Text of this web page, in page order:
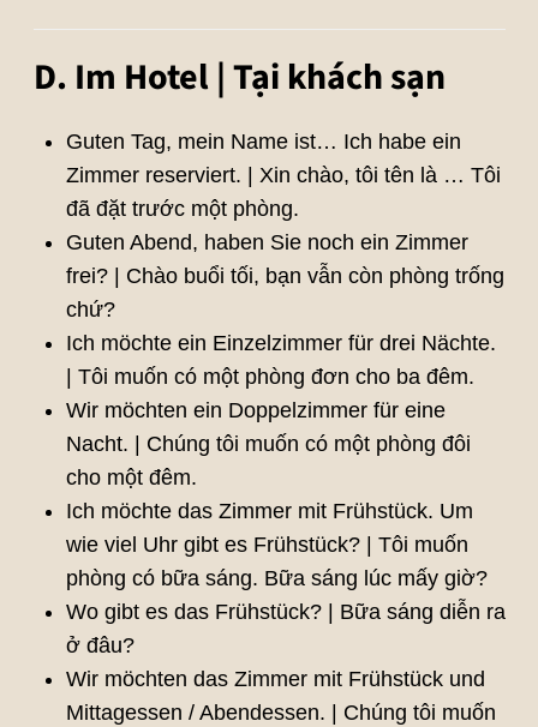
D. Im Hotel | Tại khách sạn
Guten Tag, mein Name ist… Ich habe ein
Zimmer reserviert. | Xin chào, tôi tên là … Tôi
đã đặt trước một phòng.
Guten Abend, haben Sie noch ein Zimmer
frei? | Chào buổi tối, bạn vẫn còn phòng trống
chứ?
Ich möchte ein Einzelzimmer für drei Nächte.
| Tôi muốn có một phòng đơn cho ba đêm.
Wir möchten ein Doppelzimmer für eine
Nacht. | Chúng tôi muốn có một phòng đôi
cho một đêm.
Ich möchte das Zimmer mit Frühstück. Um
wie viel Uhr gibt es Frühstück? | Tôi muốn
phòng có bữa sáng. Bữa sáng lúc mấy giờ?
Wo gibt es das Frühstück? | Bữa sáng diễn ra
ở đâu?
Wir möchten das Zimmer mit Frühstück und
Mittagessen / Abendessen. | Chúng tôi muốn